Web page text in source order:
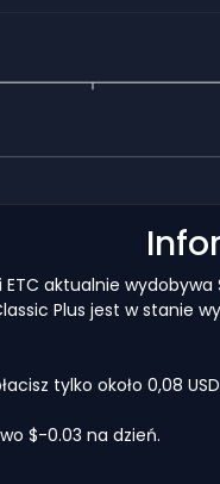
ETC aktualnie
Plus jest w
tylko około 0,08
$-0.03 na dzień.